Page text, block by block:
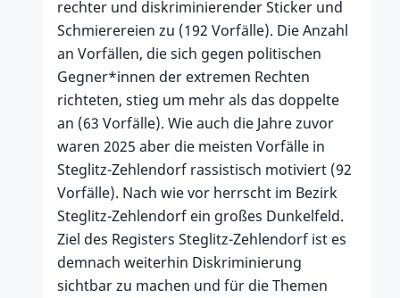
rechter und diskriminierender Sticker und
Schmierereien zu (192 Vorfälle). Die Anzahl
an Vorfällen, die sich gegen politischen
Gegner*innen der extremen Rechten
richteten, stieg um mehr als das doppelte
an (63 Vorfälle). Wie auch die Jahre zuvor
waren 2025 aber die meisten Vorfälle in
Steglitz-Zehlendorf rassistisch motiviert (92
Vorfälle). Nach wie vor herrscht im Bezirk
Steglitz-Zehlendorf ein großes Dunkelfeld.
Ziel des Registers Steglitz-Zehlendorf ist es
demnach weiterhin Diskriminierung
sichtbar zu machen und für die Themen